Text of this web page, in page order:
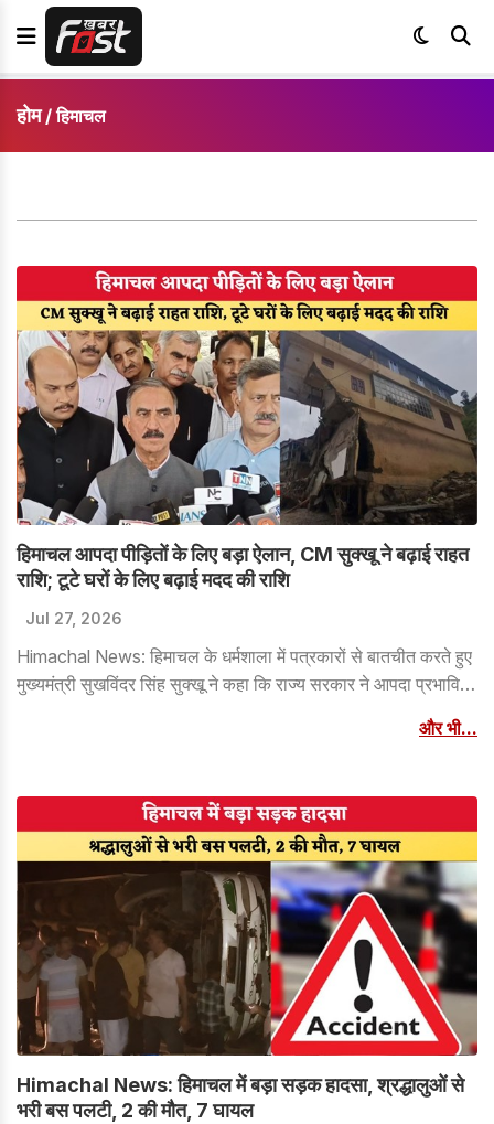
होम/ हिमाचल
हिमाचल आपदा पीड़ितों के लिए बड़ा ऐलान, CM सुक्खू ने बढ़ाई राहत
राशि; टूटे घरों के लिए बढ़ाई मदद की राशि
Jul 27, 2026
Himachal News: हिमाचल के धर्मशाला में पत्रकारों से बातचीत करते हुए
मुख्यमंत्री सुखविंदर सिंह सुक्खू ने कहा कि राज्य सरकार ने आपदा प्रभावित
क्षतिग्रस्त मकान के निर्माण के लिए अब ₹7.5 लाख दिए जाएंगे, जबकि घरेलू
₹1 लाख की सहायता मिलेगी। इस तरह प्रभावित परिवारों को कुल ₹8.5 लाख
और भी...
Himachal News: हिमाचल में बड़ा सड़क हादसा, श्रद्धालुओं से
भरी बस पलटी, 2 की मौत, 7 घायल